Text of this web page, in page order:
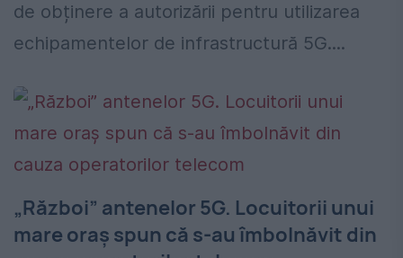
de obținere a autorizării pentru utilizarea
echipamentelor de infrastructură 5G....
„Război” antenelor 5G. Locuitorii unui
mare oraș spun că s-au îmbolnăvit din